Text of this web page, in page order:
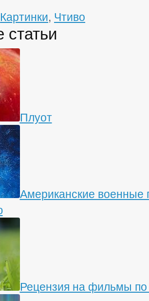
Картинки, Чтиво
Плуот
Американские военные
Рецензия на фильмы по